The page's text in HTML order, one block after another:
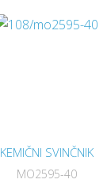
KEMIČNI SVINČNIK
MO2595-40